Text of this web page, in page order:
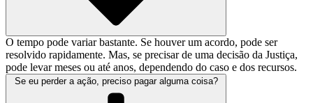
O tempo pode variar bastante. Se houver um acordo, pode ser
resolvido rapidamente. Mas, se precisar de uma decisão da Justiça,
pode levar meses ou até anos, dependendo do caso e dos recursos.
Se eu perder a ação, preciso pagar alguma coisa?